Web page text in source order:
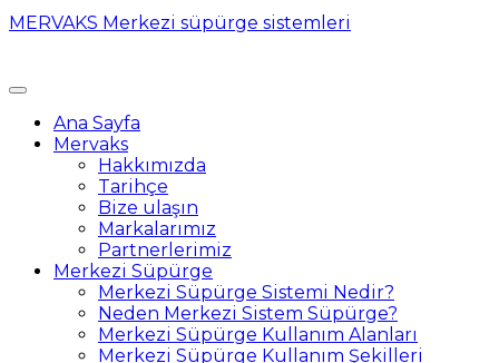
MERVAKS Merkezi süpürge sistemleri
Ana Sayfa
Mervaks
Hakkımızda
Tarihçe
Bize ulaşın
Markalarımız
Partnerlerimiz
Merkezi Süpürge
Merkezi Süpürge Sistemi Nedir?
Neden Merkezi Sistem Süpürge?
Merkezi Süpürge Kullanım Alanları
Merkezi Süpürge Kullanım Şekilleri